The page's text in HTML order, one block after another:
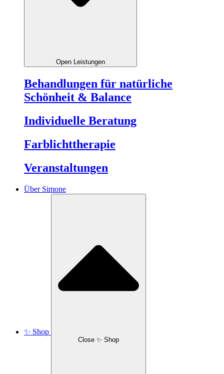
Open Leistungen
Behandlungen für natürliche
Schönheit & Balance
Individuelle Beratung
Farblichttherapie
Veranstaltungen
Über Simone
✨ Shop
Close ✨ Shop